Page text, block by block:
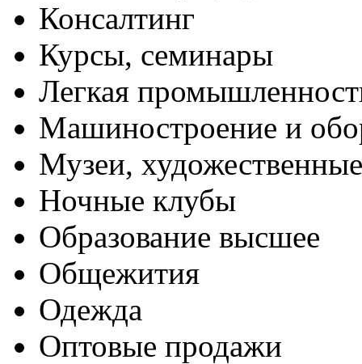
Консалтинг
Курсы, семинары
Легкая
Машиностроение и
Музеи,
Ночные клубы
Образование высшее
Общежития
Одежда
Оптовые продажи